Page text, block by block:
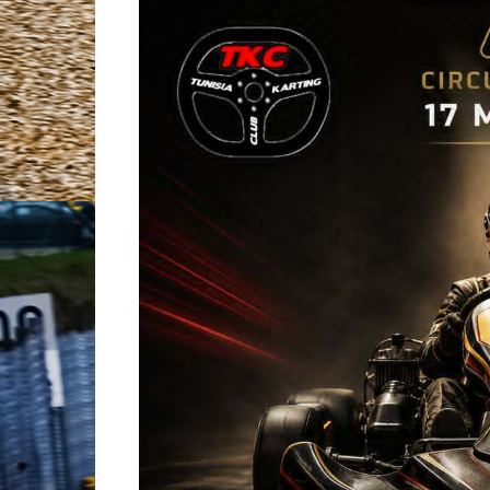
Tunisia Rally Adventure